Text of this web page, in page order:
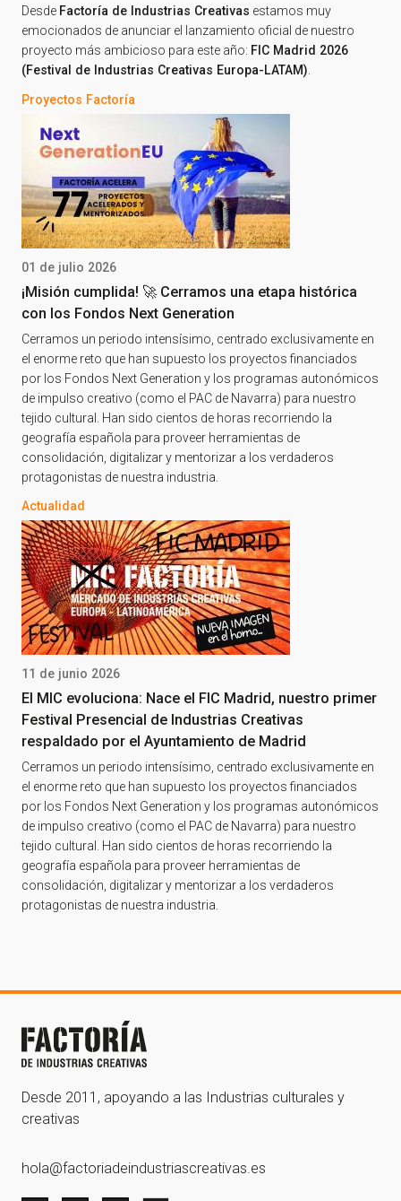
Desde Factoría de Industrias Creativas estamos muy
emocionados de anunciar el lanzamiento oficial de nuestro
proyecto más ambicioso para este año: FIC Madrid 2026
(Festival de Industrias Creativas Europa-LATAM)
Proyectos Factoría
01 de julio 2026
¡Misión cumplida! 🚀 Cerramos una etapa histórica
con los Fondos Next Generation
Cerramos un periodo intensísimo, centrado exclusivamente en
el enorme reto que han supuesto los proyectos financiados
por los Fondos Next Generation y los programas autonómicos
de impulso creativo (como el PAC de Navarra) para nuestro
tejido cultural. Han sido cientos de horas recorriendo la
geografía española para proveer herramientas de
consolidación, digitalizar y mentorizar a los verdaderos
protagonistas de nuestra industria.
Actualidad
11 de junio 2026
El MIC evoluciona: Nace el FIC Madrid, nuestro primer
Festival Presencial de Industrias Creativas
respaldado por el Ayuntamiento de Madrid
Cerramos un periodo intensísimo, centrado exclusivamente en
el enorme reto que han supuesto los proyectos financiados
por los Fondos Next Generation y los programas autonómicos
de impulso creativo (como el PAC de Navarra) para nuestro
tejido cultural. Han sido cientos de horas recorriendo la
geografía española para proveer herramientas de
consolidación, digitalizar y mentorizar a los verdaderos
protagonistas de nuestra industria.
Desde 2011, apoyando a las Industrias culturales y
creativas
hola@factoriadeindustriascreativas.es